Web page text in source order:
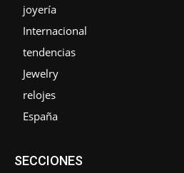
joyería
Internacional
tendencias
Jewelry
relojes
España
SECCIONESAsociaciones
Entrevistas